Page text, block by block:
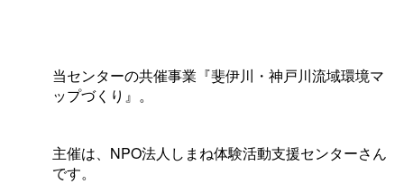
当センターの共催事業『斐伊川・神戸川流域環境マ
ップづくり』。
主催は、NPO法人しまね体験活動支援センターさん
です。